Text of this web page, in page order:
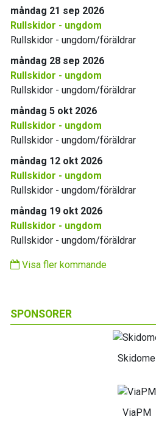
måndag 21 sep 2026
Rullskidor - ungdom
Rullskidor - ungdom/föräldrar
måndag 28 sep 2026
Rullskidor - ungdom
Rullskidor - ungdom/föräldrar
måndag 5 okt 2026
Rullskidor - ungdom
Rullskidor - ungdom/föräldrar
måndag 12 okt 2026
Rullskidor - ungdom
Rullskidor - ungdom/föräldrar
måndag 19 okt 2026
Rullskidor - ungdom
Rullskidor - ungdom/föräldrar
Visa fler kommande
SPONSORER
Skidome
ViaPM